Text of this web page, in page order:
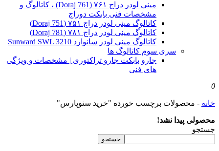
مینی لودر دراج ۷۶۱ (Doraj 761) ، کاتالوگ و
مشخصات فنی بابکت دوراج
کاتالوگ مینی لودر دراج ۷۵۱ (Doraj 751)
کاتالوگ مینی لودر دراج ۷۸۱ (Doraj 781)
کاتالوگ مینی لودر سانوارد Sunward SWL 3210
سری سوم کاتالوگ ها
جارو بابکت جارو تراکتوری | مشخصات و ویژگی
های فنی
0
خانه - محصولات برچسب خورده "خرید سنوپارس"
محصولی پیدا نشد!
جستجو
جستجو